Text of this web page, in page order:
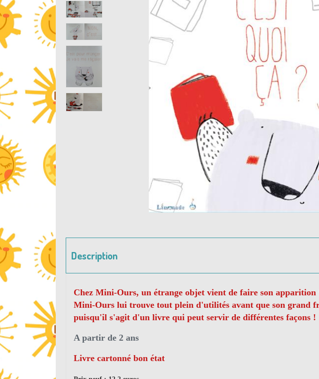
Description
Chez Mini-Ours, un étrange objet vient de faire son
Mini-Ours lui trouve tout plein d'utilités avant que son grand
puisqu'il s'agit d'un livre qui peut servir de différentes façons !
A partir de 2 ans
Livre cartonné bon état